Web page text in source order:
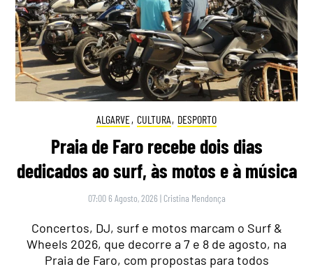
ALGARVE, CULTURA, DESPORTO
Praia de Faro recebe dois dias
dedicados ao surf, às motos e à música
07:00 6 Agosto, 2026 | Cristina Mendonça
Concertos, DJ, surf e motos marcam o Surf &
Wheels 2026, que decorre a 7 e 8 de agosto, na
Praia de Faro, com propostas para todos